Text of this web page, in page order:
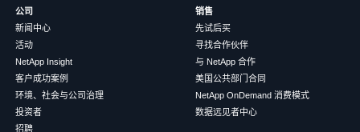
公司
新闻中心
活动
NetApp Insight
客户成功案例
环境、社会与公司治理
投资者
招聘
销售
先试后买
寻找合作伙伴
与 NetApp 合作
美国公共部门合同
NetApp OnDemand 消费模式
数据远见者中心